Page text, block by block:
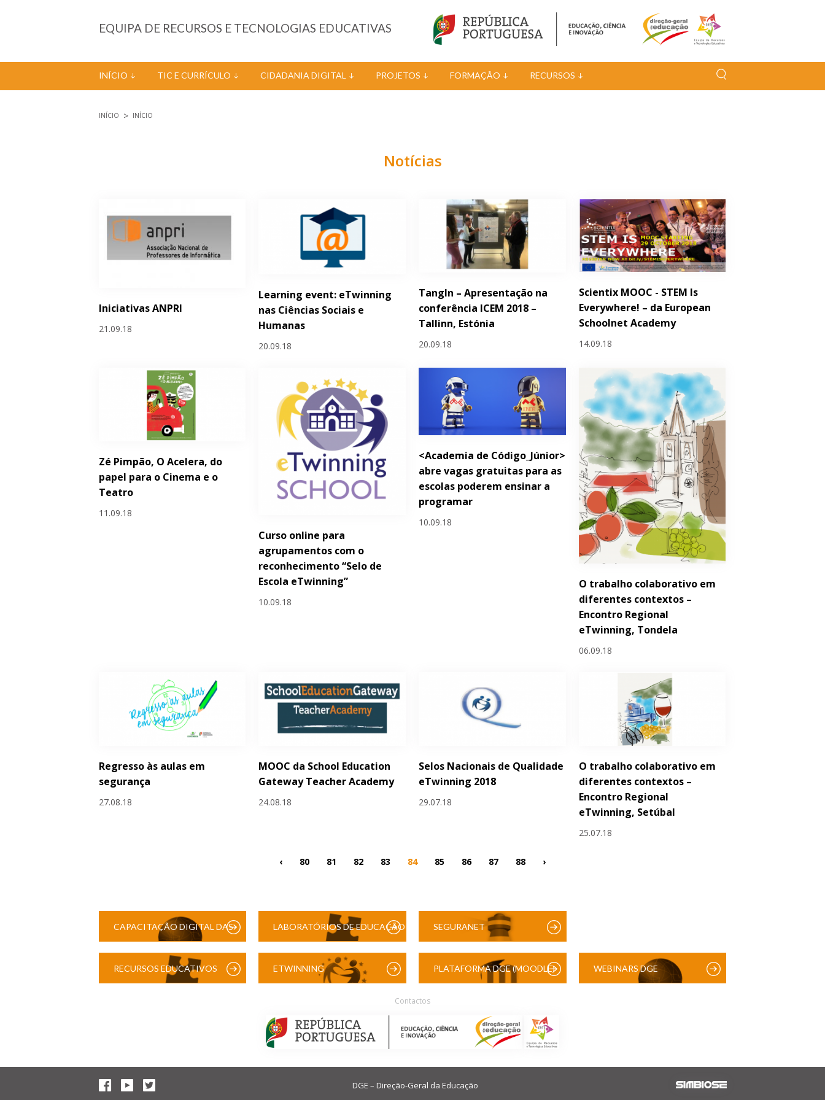
EQUIPA DE RECURSOS E TECNOLOGIAS EDUCATIVAS
INÍCIO TIC E CURRÍCULO CIDADANIA DIGITAL PROJETOS FORMAÇÃO RECURSOS
INÍCIO INÍCIO
Notícias
Iniciativas ANPRI
21.09.18
Learning event: eTwinning
nas Ciências Sociais e
Humanas
20.09.18
TangIn – Apresentação na
conferência ICEM 2018 –
Tallinn, Estónia
20.09.18
Scientix MOOC - STEM Is
Everywhere! – da European
Schoolnet Academy
14.09.18
Zé Pimpão, O Acelera, do
papel para o Cinema e o
Teatro
11.09.18
Curso online para
agrupamentos com o
reconhecimento “Selo de
Escola eTwinning”
10.09.18
<Academia de Código_Júnior>
abre vagas gratuitas para as
escolas poderem ensinar a
programar
10.09.18
O trabalho colaborativo em
diferentes contextos –
Encontro Regional
eTwinning, Tondela
06.09.18
Regresso às aulas em
segurança
27.08.18
MOOC da School Education
Gateway Teacher Academy
24.08.18
Selos Nacionais de Qualidade
eTwinning 2018
29.07.18
O trabalho colaborativo em
diferentes contextos –
Encontro Regional
eTwinning, Setúbal
25.07.18
Páginas
‹ 80 81 82 83 84 85 86 87 88 ›
CAPACITAÇÃO DIGITAL DAS LABORATÓRIOS DE EDUCAÇÃO SEGURANET
RECURSOS EDUCATIVOS ETWINNING PLATAFORMA DGE (MOODLE) WEBINARS DGE
Contactos
DGE – Direção-Geral da Educação